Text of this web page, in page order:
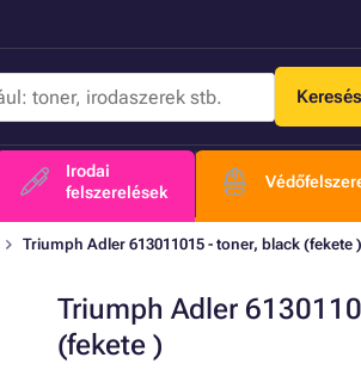
Keresés
Irodai
felszerelések
Triumph Adler 613011015 - toner, black (fekete )
Triumph Adler
(fekete )